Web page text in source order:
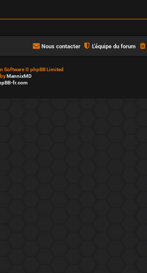
L’équipe du forum
Nous contacter
Software © phpBB Limited
MannixMD
fr.com